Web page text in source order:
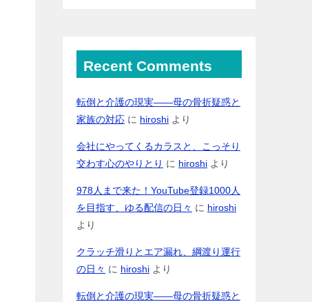
Recent Comments
転倒と介護の現実――母の骨折疑惑と
家族の対応 に hiroshi より
会社にやってくるカラスと、こっそり
交わす心のやりとり に hiroshi より
978人まで来た！YouTube登録1000人
を目指す、ゆる配信の日々 に hiroshi
より
クラッチ滑りとエア漏れ、綱渡り運行
の日々 に hiroshi より
転倒と介護の現実――母の骨折疑惑と